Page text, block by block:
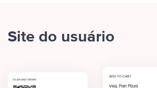
Site do usuário